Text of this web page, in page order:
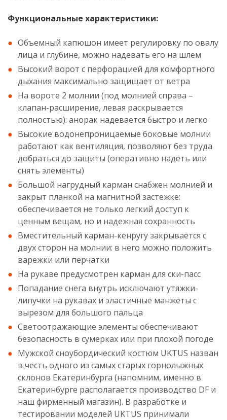
Функциональные характеристики:
Объемный капюшон имеет регулировку по овалу
лица и глубине, можно надевать его на шлем
Высокий ворот с перфорацией для комфортного
дыхания максимально защищает от ветра
На вороте 2 молнии (под молнией справа –
клапан-расширение, левая раскрывается
полностью): анорак надевается быстро и легко
Высокие водонепроницаемые боковые молнии
работают как вентиляция, позволяют без труда
добраться до защиты (оперативно надеть или
снять элементы)
Большой нагрудный карман снабжен молнией и
закрыт планкой на магнитной застежке:
обеспечивается не только легкий доступ к
ценным вещам, но и надежная сохранность
Вместительный карман-кенругу закрывается с
двух сторон на молнии: в него можно положить
варежки или перчатки
На рукаве предусмотрен карман для ски-пасс
Попадание снега внутрь исключают утяжки-
липучки на рукавах и эластичные манжеты с
вырезом для большого пальца
Светоотражающие элементы обеспечивают
безопасность в сумерках или при плохой погоде
Мужской сноубордический костюм UKTUS назван
в честь одного из самых старых горнолыжных
склонов Екатеринбурга (напомним, именно в
Екатеринбурге располагается производство DF и
наш фирменный магазин). В разработке и
тестировании моделей UKTUS принимали